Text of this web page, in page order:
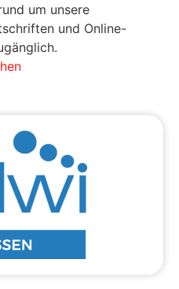
um unsere
und Online-